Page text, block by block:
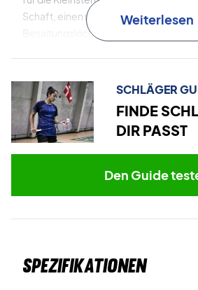
Schaft, einen mittigen Balancepunkt
Besaitungslöcher.
den Forza Play 100 Mini!
HINWEIS:Wird mit werkseitiger
Hülle geliefert.
Weiterlesen
SCHLÄGER
FINDE
DIR PASST
Den Guide
Spezifikationen